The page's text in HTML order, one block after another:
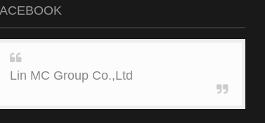
Lin MC Group Co.,Ltd